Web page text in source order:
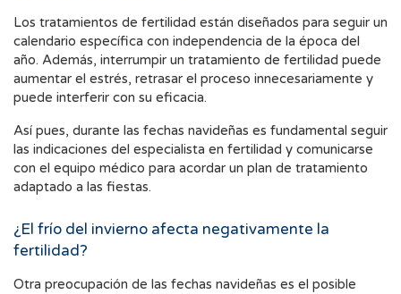
Los tratamientos de fertilidad están diseñados para seguir un
calendario específica con independencia de la época del
año. Además, interrumpir un tratamiento de fertilidad puede
aumentar el estrés, retrasar el proceso innecesariamente y
puede interferir con su eficacia.
Así pues, durante las fechas navideñas es fundamental seguir
las indicaciones del especialista en fertilidad y comunicarse
con el equipo médico para acordar un plan de tratamiento
adaptado a las fiestas.
¿El frío del invierno afecta negativamente la
fertilidad?
Otra preocupación de las fechas navideñas es el posible